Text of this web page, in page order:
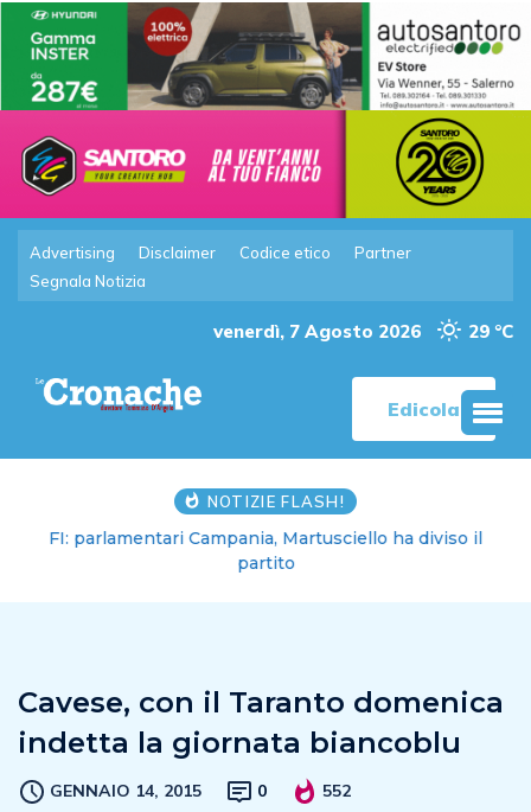
Advertising Disclaimer Codice etico
Partner
Segnala Notizia
venerdì, 7 Agosto 2026 29 °C
Edicola
NOTIZIE FLASH!
FI: parlamentari Campania, Martusciello ha diviso il
partito
Cavese, con il Taranto domenica
indetta la giornata biancoblu
GENNAIO 14, 2015 0 552